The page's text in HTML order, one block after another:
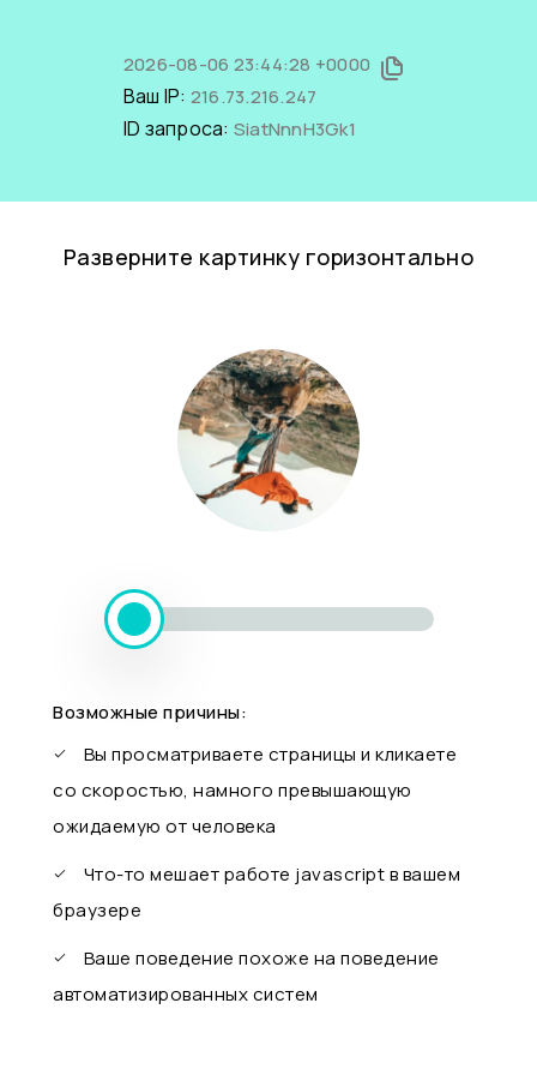
2026-08-06 23:44:28 +0000
Ваш IP: 216.73.216.247
ID запроса: SiatNnnH3Gk1
Разверните картинку горизонтально
Возможные причины:
Вы просматриваете страницы и кликаете
со скоростью, намного превышающую
ожидаемую от человека
Что-то мешает работе javascript в вашем
браузере
Ваше поведение похоже на поведение
автоматизированных систем